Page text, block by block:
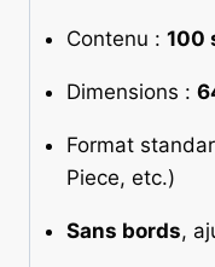
Contenu : 100
Dimensions :
Format
Piece, etc.)
Sans bords,